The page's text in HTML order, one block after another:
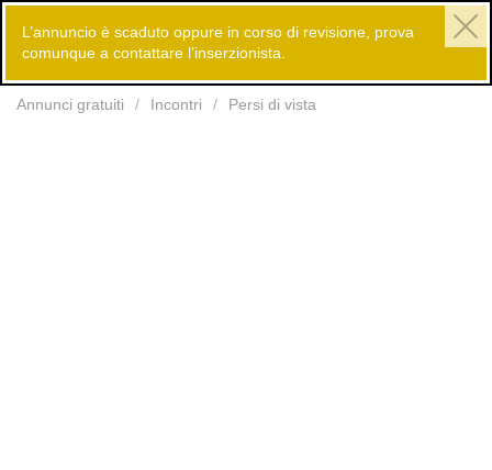
Annunci gratuiti Incontri Persi di vista
L’annuncio è scaduto oppure in corso di revisione, prova
comunque a contattare l’inserzionista.